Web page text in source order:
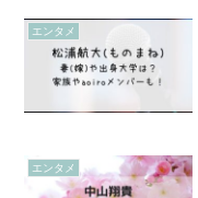
エンタメ
エンタメ